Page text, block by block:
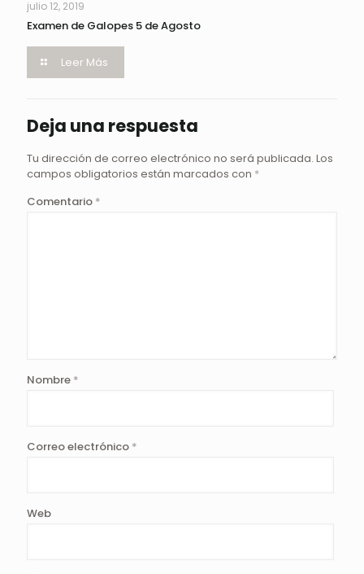
julio 12, 2019
Examen de Galopes 5 de Agosto
Leer Más
Deja una respuesta
Tu dirección de correo electrónico no será publicada. Los
campos obligatorios están marcados con *
Comentario *
Nombre *
Correo electrónico *
Web